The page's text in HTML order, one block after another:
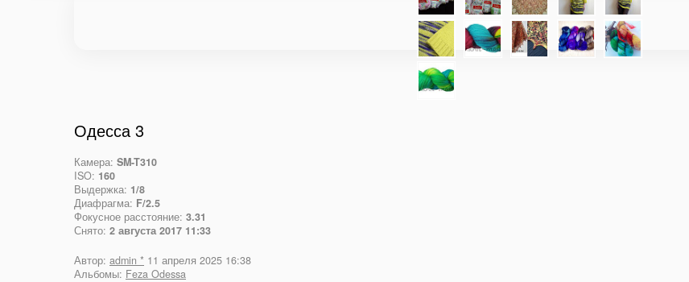
Одесса 3
Камера: SM-T310
ISO: 160
Выдержка: 1/8
Диафрагма: F/2.5
Фокусное расстояние: 3.31
Снято: 2 августа 2017 11:33
Автор: admin * 11 апреля 2025 16:38
Альбомы: Feza Odessa